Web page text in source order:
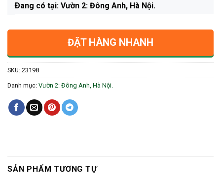
Ðang có tại: Vườn 2: Đông Anh, Hà Nội.
ĐẶT HÀNG NHANH
SKU: 23198
Danh mục: Vườn 2: Đông Anh, Hà Nội.
SẢN PHẨM TƯƠNG TỰ